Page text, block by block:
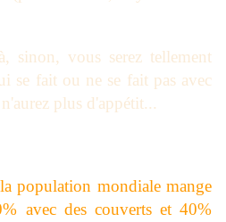
sinon, vous serez tellement
se fait ou ne se fait pas avec
plus d'appétit...
population mondiale mange
avec des couverts et 40%